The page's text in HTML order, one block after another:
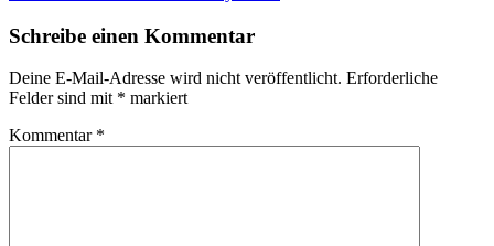
Schreibe einen Kommentar
Deine E-Mail-Adresse wird nicht veröffentlicht. Erforderliche
Felder sind mit * markiert
Kommentar *